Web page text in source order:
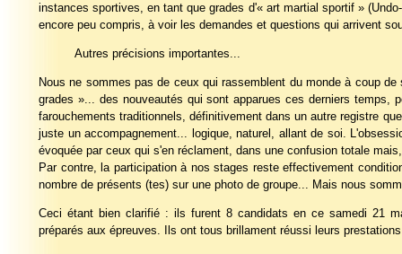
instances sportives, en tant que grades d'« art martial sportif »
encore peu compris, à voir les demandes et questions qui arrivent
Autres précisions importantes...
Nous ne sommes pas de ceux qui rassemblent du monde à coup
grades »... des nouveautés qui sont apparues ces derniers
farouchements traditionnels, définitivement dans un autre registre
juste un accompagnement... logique, naturel, allant de soi.
évoquée par ceux qui s'en réclament, dans une confusion totale
Par contre, la participation à nos stages reste effectivement
nombre de présents (tes) sur une photo de groupe... Mais nous
Ceci étant bien clarifié : ils furent 8 candidats en ce samedi 21
préparés aux épreuves. Ils ont tous brillament réussi leurs